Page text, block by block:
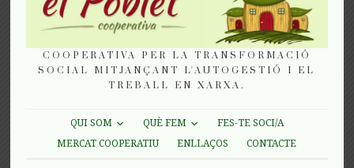
COOPERATIVA PER LA TRANSFORMACIÓ
SOCIAL MITJANÇANT L'AUTOGESTIÓ I EL
TREBALL EN XARXA.
QUI SOM QUÈ FEM
FES-TE SOCI/A
MERCAT COOPERATIU
ENLLAÇOS CONTACTE